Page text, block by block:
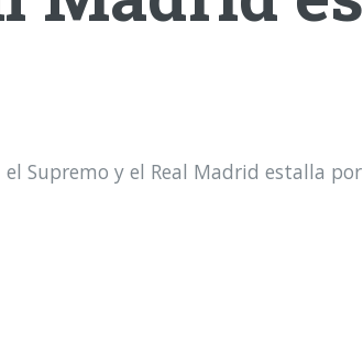
Supremo y el Real Madrid estalla